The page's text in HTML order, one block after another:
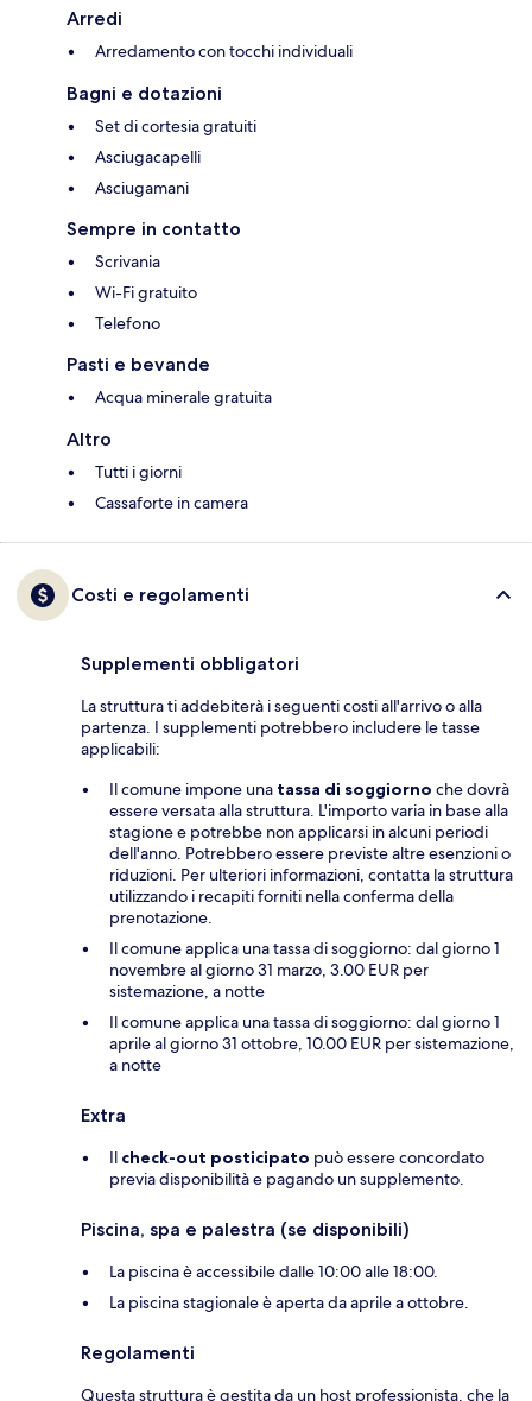
Arredi
Arredamento con tocchi individuali
Bagni e dotazioni
Set di cortesia gratuiti
Asciugacapelli
Asciugamani
Sempre in contatto
Scrivania
Wi-Fi gratuito
Telefono
Pasti e bevande
Acqua minerale gratuita
Altro
Tutti i giorni
Cassaforte in camera
Costi e regolamenti
Supplementi obbligatori
La struttura ti addebiterà i seguenti costi all'arrivo o alla
partenza. I supplementi potrebbero includere le tasse
applicabili:
Il comune impone una tassa di soggiorno che dovrà
essere versata alla struttura. L'importo varia in base alla
stagione e potrebbe non applicarsi in alcuni periodi
dell'anno. Potrebbero essere previste altre esenzioni o
riduzioni. Per ulteriori informazioni, contatta la struttura
utilizzando i recapiti forniti nella conferma della
prenotazione.
Il comune applica una tassa di soggiorno: dal giorno 1
novembre al giorno 31 marzo, 3.00 EUR per
sistemazione, a notte
Il comune applica una tassa di soggiorno: dal giorno 1
aprile al giorno 31 ottobre, 10.00 EUR per sistemazione,
a notte
Extra
Il check-out posticipato può essere concordato
previa disponibilità e pagando un supplemento.
Piscina, spa e palestra (se disponibili)
La piscina è accessibile dalle 10:00 alle 18:00.
La piscina stagionale è aperta da aprile a ottobre.
Regolamenti
Questa struttura è gestita da un host professionista, che la